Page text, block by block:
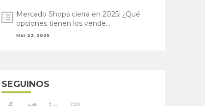
Mercado Shops cierra en 2025: ¿Qué
opciones tienen los vende...
Mar 22, 2025
SEGUINOS